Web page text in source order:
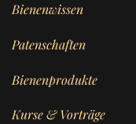
Bienenwissen
Patenschaften
Bienenprodukte
Kurse & Vorträge